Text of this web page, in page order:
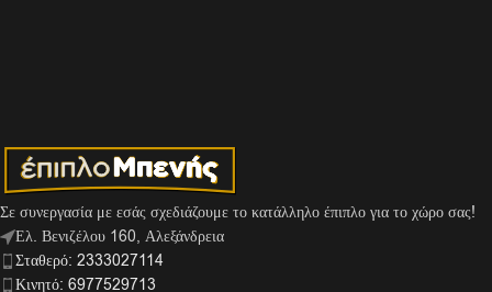
Σε συνεργασία με εσάς σχεδιάζουμε το κατάλληλο έπιπλο για το χώρο σας!
Ελ. Βενιζέλου 160, Αλεξάνδρεια
Σταθερό: 2333027114
Κινητό: 6977529713